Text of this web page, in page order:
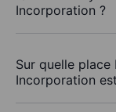
Incorporation ?
Sur quelle
Incorporation